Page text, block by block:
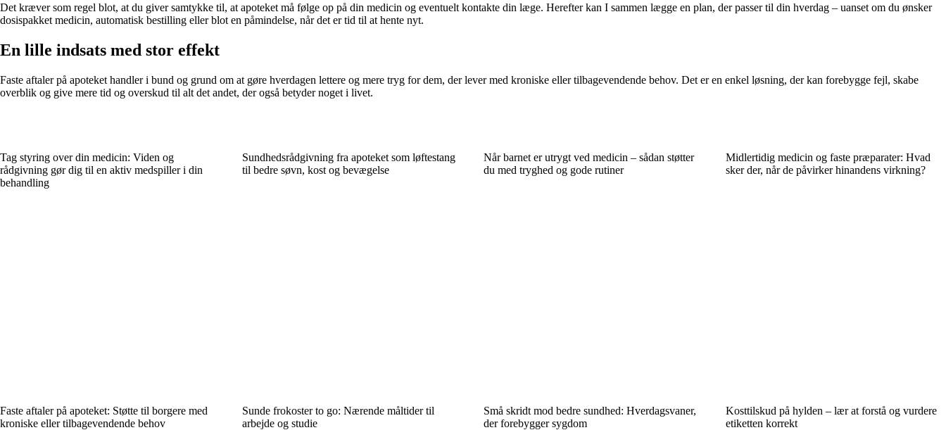
Det kræver som regel blot, at du giver samtykke til, at apoteket må følge op på din medicin og eventuelt kontakte din læge. Herefter kan I sammen lægge en plan, der passer til din hverdag – uanset om du ønsker
dosispakket medicin, automatisk bestilling eller blot en påmindelse, når det er tid til at hente nyt.
En lille indsats med stor effekt
Faste aftaler på apoteket handler i bund og grund om at gøre hverdagen lettere og mere tryg for dem, der lever med kroniske eller tilbagevendende behov. Det er en enkel løsning, der kan forebygge fejl, skabe
overblik og give mere tid og overskud til alt det andet, der også betyder noget i livet.
Tag styring over din medicin: Viden og
rådgivning gør dig til en aktiv medspiller i din
behandling
Sundhedsrådgivning fra apoteket som løftestang
til bedre søvn, kost og bevægelse
Når barnet er utrygt ved medicin – sådan støtter
du med tryghed og gode rutiner
Midlertidig medicin og faste præparater: Hvad
sker der, når de påvirker hinandens virkning?
Faste aftaler på apoteket: Støtte til borgere med
kroniske eller tilbagevendende behov
Sunde frokoster to go: Nærende måltider til
arbejde og studie
Små skridt mod bedre sundhed: Hverdagsvaner,
der forebygger sygdom
Kosttilskud på hylden – lær at forstå og vurdere
etiketten korrekt